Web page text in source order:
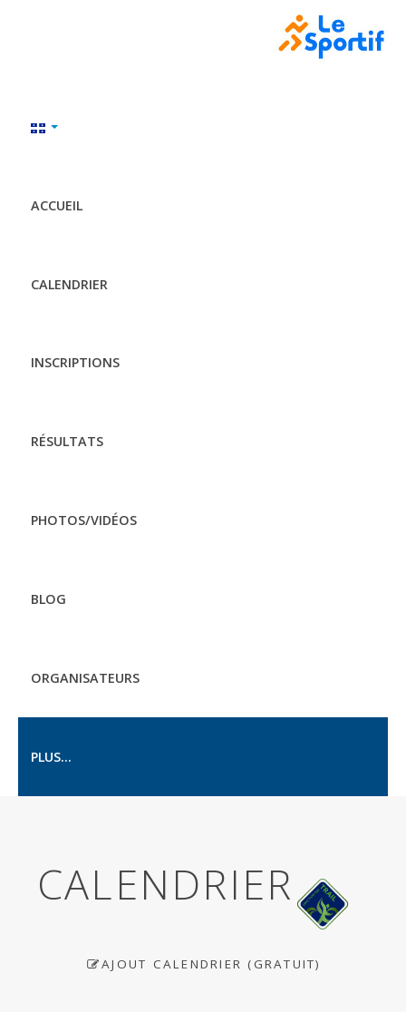
ACCUEIL
CALENDRIER
INSCRIPTIONS
RÉSULTATS
PHOTOS/VIDÉOS
BLOG
ORGANISATEURS
PLUS...
CALENDRIER
AJOUT CALENDRIER (GRATUIT)